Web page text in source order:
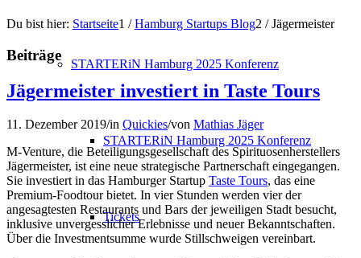
STARTERiN Hamburg 2025 Konferenz
STARTERiN Hamburg 2025 Konferenz
Tickets
Du bist hier: Startseite1 / Hamburg Startups Blog2 / Jägermeister
Beiträge
Jägermeister investiert in Taste Tours
11. Dezember 2019/in Quickies/von Mathias Jäger
M-Venture, die Beteiligungsgesellschaft des Spirituosenherstellers
Jägermeister, ist eine neue strategische Partnerschaft eingegangen.
Sie investiert in das Hamburger Startup Taste Tours, das eine
Premium-Foodtour bietet. In vier Stunden werden vier der
angesagtesten Restaurants und Bars der jeweiligen Stadt besucht,
inklusive unvergesslicher Erlebnisse und neuer Bekanntschaften.
Über die Investmentsumme wurde Stillschweigen vereinbart.